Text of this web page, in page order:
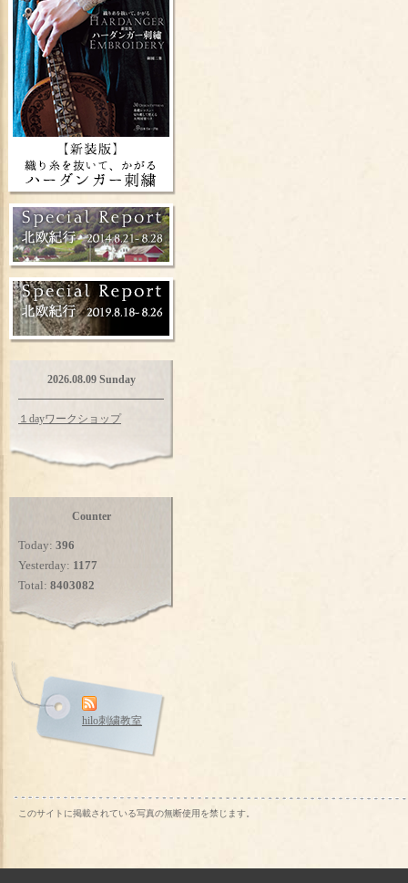
2026.08.09 Sunday
１dayワークショップ
Counter
Today: 396
Yesterday: 1177
Total: 8403082
hilo刺繍教室
このサイトに掲載されている写真の無断使用を禁じます。